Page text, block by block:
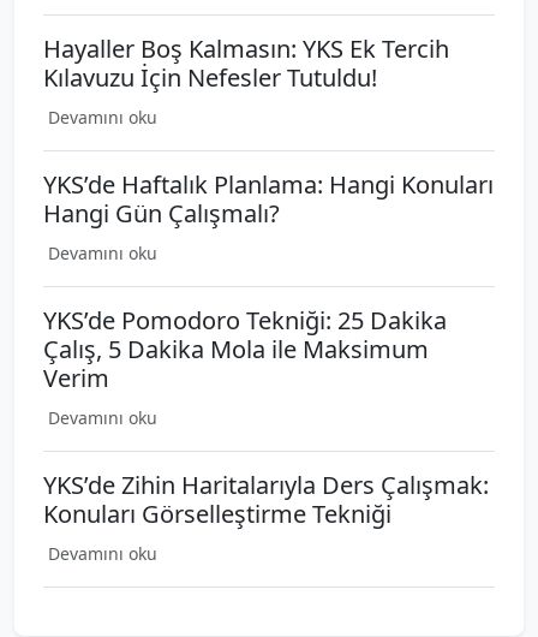
Hayaller Boş Kalmasın: YKS Ek Tercih
Kılavuzu İçin Nefesler Tutuldu!
Devamını oku
YKS’de Haftalık Planlama: Hangi Konuları
Hangi Gün Çalışmalı?
Devamını oku
YKS’de Pomodoro Tekniği: 25 Dakika
Çalış, 5 Dakika Mola ile Maksimum
Verim
Devamını oku
YKS’de Zihin Haritalarıyla Ders Çalışmak:
Konuları Görselleştirme Tekniği
Devamını oku